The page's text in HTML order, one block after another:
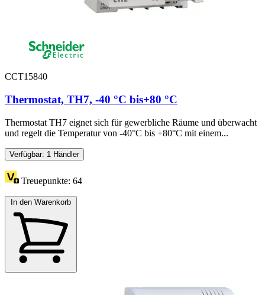
CCT15840
Thermostat, TH7, -40 °C bis+80 °C
Thermostat TH7 eignet sich für gewerbliche Räume und überwacht
und regelt die Temperatur von -40°C bis +80°C mit einem...
Verfügbar: 1 Händler
Treuepunkte: 64
In den Warenkorb